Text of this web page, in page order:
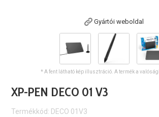
Gyártói weboldal
* A fent látható kép illusztráció. A termék a
XP-PEN DECO 01 V3
Termékkód: DECO 01V3